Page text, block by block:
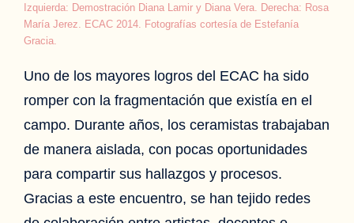
Izquierda: Demostración Diana Lamir y Diana Vera. Derecha: Rosa
María Jerez. ECAC 2014. Fotografías cortesía de Estefanía
Gracia.
Uno de los mayores logros del ECAC ha sido
romper con la fragmentación que existía en el
campo. Durante años, los ceramistas trabajaban
de manera aislada, con pocas oportunidades
para compartir sus hallazgos y procesos.
Gracias a este encuentro, se han tejido redes